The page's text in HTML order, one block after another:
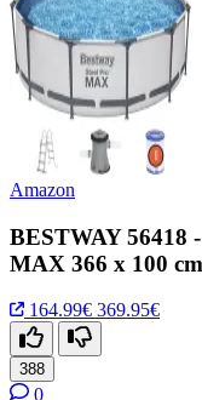
Amazon
BESTWAY 56418
MAX 366 x 100
164.99€ 369.95€
388
0